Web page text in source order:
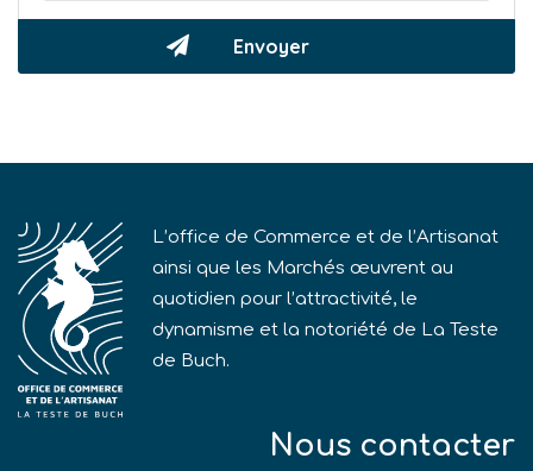
L’office de Commerce et de l’Artisanat
ainsi que les Marchés œuvrent au
quotidien pour l’attractivité, le
dynamisme et la notoriété de La Teste
de Buch.
Nous contacter